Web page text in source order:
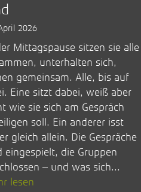
2026
Mittagspause sitzen sie alle
unterhalten sich,
gemeinsam. Alle, bis auf
Eine sitzt dabei, weiß aber
wie sie sich am Gespräch
soll. Ein anderer isst
gleich allein. Die Gespräche
eingespielt, die Gruppen
– und was sich...
lesen